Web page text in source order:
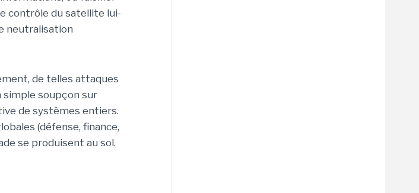
contrôle du satellite lui-
neutralisation
de telles attaques
simple soupçon sur
de systèmes entiers.
(défense, finance,
se produisent au sol.